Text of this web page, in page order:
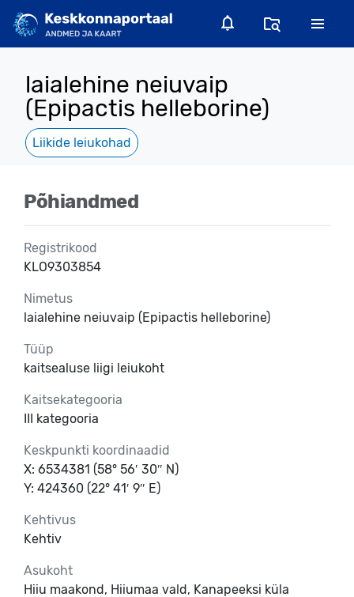
laialehine neiuvaip
(Epipactis helleborine)
Liikide leiukohad
Põhiandmed
Registrikood
KLO9303854
Nimetus
laialehine neiuvaip (Epipactis helleborine)
Tüüp
kaitsealuse liigi leiukoht
Kaitsekategooria
III kategooria
Keskpunkti koordinaadid
X: 6534381 (58° 56′ 30″ N)
Y: 424360 (22° 41′ 9″ E)
Kehtivus
Kehtiv
Asukoht
Hiiu maakond, Hiiumaa vald, Kanapeeksi küla